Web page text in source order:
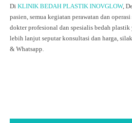
Di KLINIK BEDAH PLASTIK INOVGLOW,
pasien, semua kegiatan perawatan dan
dokter profesional dan spesialis bedah
lebih lanjut seputar konsultasi dan harga,
& Whatsapp.